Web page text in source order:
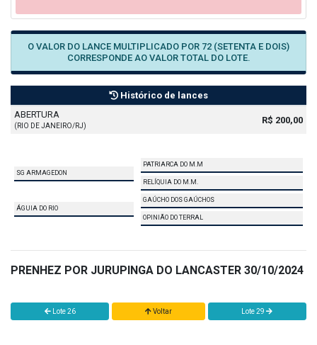
O VALOR DO LANCE MULTIPLICADO POR 72 (SETENTA E DOIS)
CORRESPONDE AO VALOR TOTAL DO LOTE.
Histórico de lances
ABERTURA
(RIO DE JANEIRO/RJ)
R$ 200,00
SG ARMAGEDON
PATRIARCA DO M.M
RELÍQUIA DO M.M.
ÁGUIA DO RIO
GAÚCHO DOS GAÚCHOS
OPINIÃO DO TERRAL
PRENHEZ POR JURUPINGA DO LANCASTER 30/10/2024
Lote 26 Voltar Lote 29